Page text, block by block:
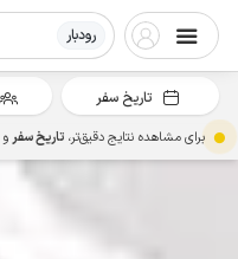
رودبار
تاریخ سفر
برای مشاهده نتایج دقیق‌تر، تاریخ سفرو